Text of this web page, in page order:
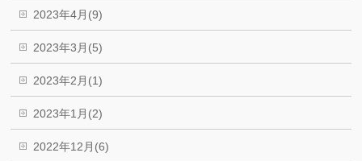
2023年4月(9)
2023年3月(5)
2023年2月(1)
2023年1月(2)
2022年12月(6)